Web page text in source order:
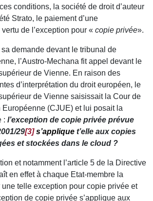
conditions, la société de droit d’auteur
Strato, le paiement d’une
de l’exception pour « copie privée».
demande devant le tribunal de
l’Austro-Mechana fit appel devant le
de Vienne. En raison des
d’interprétation du droit européen, le
de Vienne saisissait la Cour de
Européenne (CJUE) et lui posait la
: l’exception de copie privée prévue
29[3] s’applique t’elle aux copies
et stockées dans le cloud ?
et notamment l’article 5 de la Directive
en effet à chaque Etat-membre la
telle exception pour copie privée et
de copie privée s’applique aux